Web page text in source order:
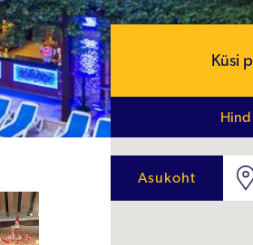
Küsi
Hind
Asukoht